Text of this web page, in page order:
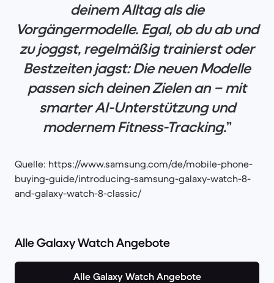
deinem Alltag als die
Vorgängermodelle. Egal, ob du ab und
zu joggst, regelmäßig trainierst oder
Bestzeiten jagst: Die neuen Modelle
passen sich deinen Zielen an – mit
smarter AI-Unterstützung und
modernem Fitness-Tracking.”
Quelle: https://www.samsung.com/de/mobile-phone-
buying-guide/introducing-samsung-galaxy-watch-8-
and-galaxy-watch-8-classic/
Alle Galaxy Watch Angebote
Alle Galaxy Watch Angebote